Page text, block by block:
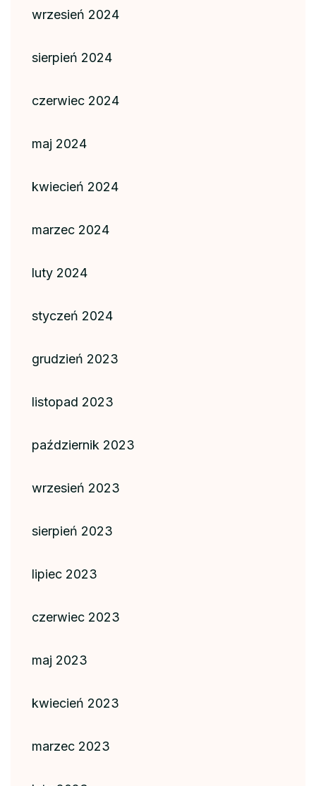
wrzesień 2024
sierpień 2024
czerwiec 2024
maj 2024
kwiecień 2024
marzec 2024
luty 2024
styczeń 2024
grudzień 2023
listopad 2023
październik 2023
wrzesień 2023
sierpień 2023
lipiec 2023
czerwiec 2023
maj 2023
kwiecień 2023
marzec 2023